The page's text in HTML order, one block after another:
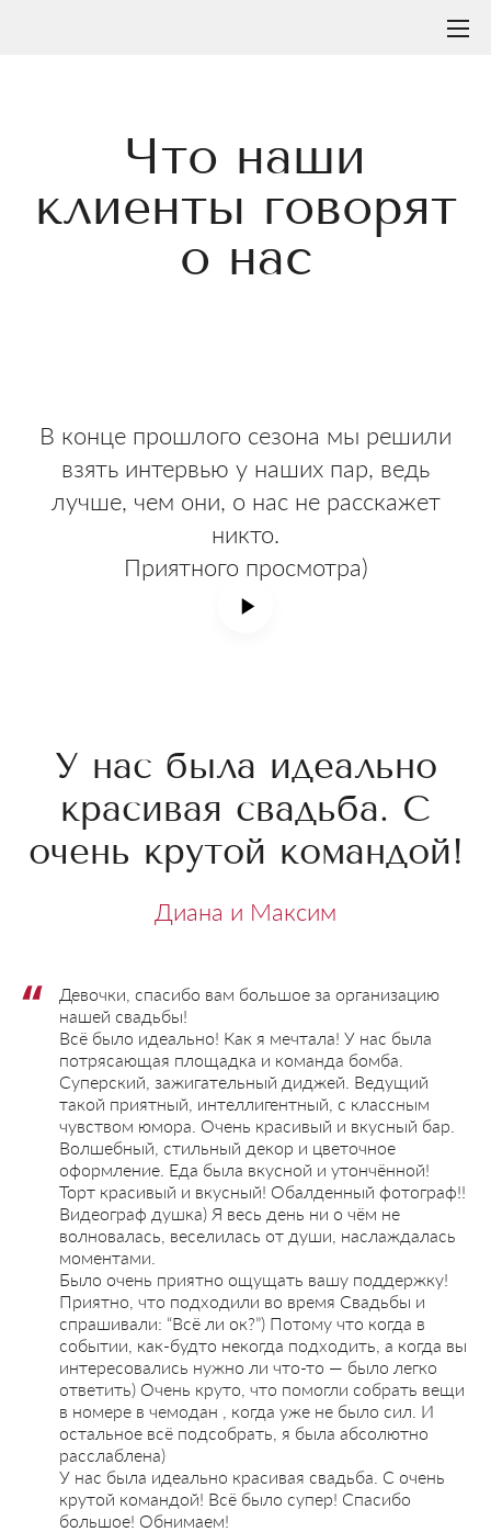
Что наши
клиенты говорят
о нас
В конце прошлого сезона мы решили
взять интервью у наших пар, ведь
лучше, чем они, о нас не расскажет
никто.
Приятного просмотра)
У нас была идеально
красивая свадьба. С
очень крутой командой!
Диана и Максим
Девочки, спасибо вам большое за организацию
нашей свадьбы!
Всё было идеально! Как я мечтала! У нас была
потрясающая площадка и команда бомба.
Суперский, зажигательный диджей. Ведущий
такой приятный, интеллигентный, с классным
чувством юмора. Очень красивый и вкусный бар.
Волшебный, стильный декор и цветочное
оформление. Еда была вкусной и утончённой!
Торт красивый и вкусный! Обалденный фотограф!!
Видеограф душка) Я весь день ни о чём не
волновалась, веселилась от души, наслаждалась
моментами.
Было очень приятно ощущать вашу поддержку!
Приятно, что подходили во время Свадьбы и
спрашивали: “Всё ли ок?”) Потому что когда в
событии, как-будто некогда подходить, а когда вы
интересовались нужно ли что-то — было легко
ответить) Очень круто, что помогли собрать вещи
в номере в чемодан , когда уже не было сил. И
остальное всё подсобрать, я была абсолютно
расслаблена)
У нас была идеально красивая свадьба. С очень
крутой командой! Всё было супер! Спасибо
большое! Обнимаем!